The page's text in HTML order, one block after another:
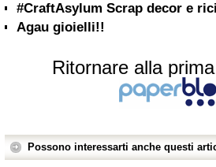
#CraftAsylum Scrap decor e
Agau gioielli!!
Ritornare alla
Possono interessarti anche questi